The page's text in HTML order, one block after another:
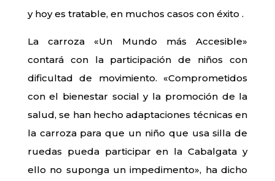
y hoy es tratable, en muchos casos con éxito .
La carroza «Un Mundo más Accesible»
contará con la participación de niños con
dificultad de movimiento. «Comprometidos
con el bienestar social y la promoción de la
salud, se han hecho adaptaciones técnicas en
la carroza para que un niño que usa silla de
ruedas pueda participar en la Cabalgata y
ello no suponga un impedimento», ha dicho